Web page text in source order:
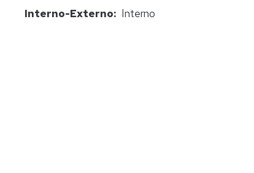
Interno-Externo
Interno